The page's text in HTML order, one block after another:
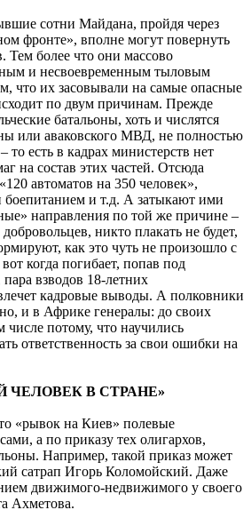
сотни Майдана, пройдя через
фронте», вполне могут повернуть
Тем более что они массово
и несвоевременным тыловым
что их засовывали на самые опасные
по двум причинам. Прежде
батальоны, хоть и числятся
или аваковского МВД, не полностью
то есть в кадрах министерств нет
на состав этих частей. Отсюда
автоматов на 350 человек»,
боепитанием и т.д. А затыкают ими
направления по той же причине –
никто плакать не будет,
как это чуть не произошло с
когда погибает, попав под
взводов 18-летних
кадровые выводы. А полковники
и в Африке генералы: до своих
числе потому, что научились
ответственность за свои ошибки на
В СТРАНЕ»
«рывок на Киев» полевые
а по приказу тех олигархов,
Например, такой приказ может
сатрап Игорь Коломойский. Даже
движимого-недвижимого у своего
Ахметова.